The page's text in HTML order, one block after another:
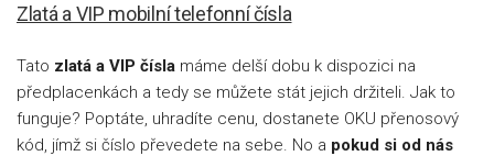
Zlatá a VIP mobilní telefonní čísla
Tato zlatá a VIP čísla máme delší dobu k dispozici na
předplacenkách a tedy se můžete stát jejich držiteli. Jak to
funguje? Poptáte, uhradíte cenu, dostanete OKU přenosový
kód, jímž si číslo převedete na sebe. No a pokud si od nás